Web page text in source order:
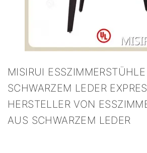
MISIRUI
SCHWARZEM LEDER
HERSTELLER VON
AUS SCHWARZEM LEDER